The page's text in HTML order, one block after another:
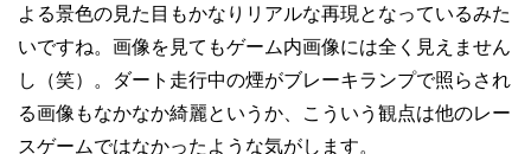
よる景色の見た目もかなりリアルな再現となっているみた
いですね。画像を見てもゲーム内画像には全く見えません
し（笑）。ダート走行中の煙がブレーキランプで照らされ
る画像もなかなか綺麗というか、こういう観点は他のレー
スゲームではなかったような気がします。